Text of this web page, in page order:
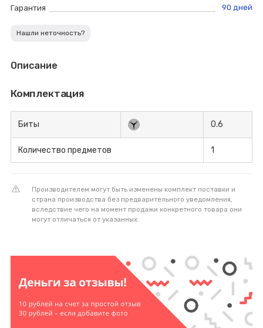
Гарантия
90 дней
Нашли неточность?
Описание
Комплектация
Биты 0.6
Количество предметов 1
Производителем могут быть изменены комплект поставки и
страна производства без предварительного уведомления,
вследствие чего на момент продажи конкретного товара они
могут отличаться от указанных.